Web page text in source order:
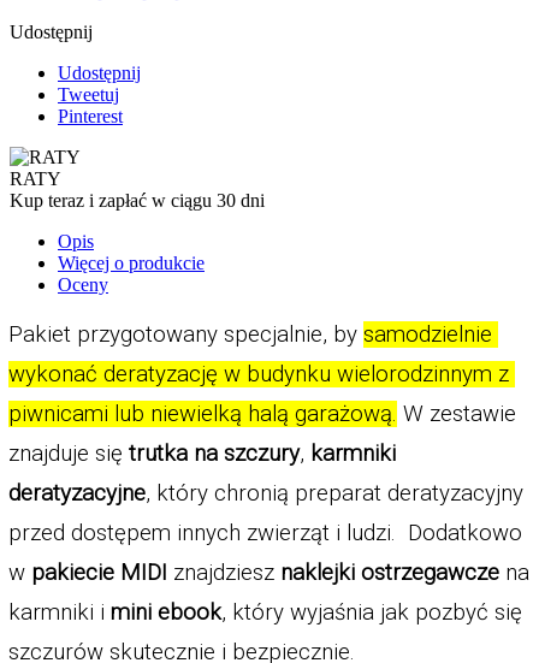
Udostępnij
Udostępnij
Tweetuj
Pinterest
RATY
Kup teraz i zapłać w ciągu 30 dni
Opis
Więcej o produkcie
Oceny
Pakiet przygotowany specjalnie, by samodzielnie
wykonać deratyzację w budynku wielorodzinnym z
piwnicami lub niewielką halą garażową. W zestawie
znajduje się trutka na szczury, karmniki
deratyzacyjne, który chronią preparat deratyzacyjny
przed dostępem innych zwierząt i ludzi.  Dodatkowo
w pakiecie MIDI znajdziesz naklejki ostrzegawcze na
karmniki i mini ebook, który wyjaśnia jak pozbyć się
szczurów skutecznie i bezpiecznie.